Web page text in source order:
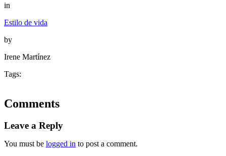
in
Estilo de vida
by
Irene Martínez
Tags:
Comments
Leave a Reply
You must be logged in to post a comment.